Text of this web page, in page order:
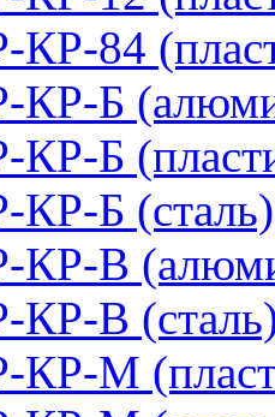
84
КР-Б
Б
Б (сталь)
КР-В
КР-В
КР-М